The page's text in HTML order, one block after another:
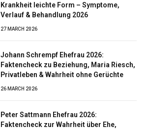
Krankheit leichte Form – Symptome,
Verlauf & Behandlung 2026
27 MARCH 2026
Johann Schrempf Ehefrau 2026:
Faktencheck zu Beziehung, Maria Riesch,
Privatleben & Wahrheit ohne Gerüchte
26 MARCH 2026
Peter Sattmann Ehefrau 2026:
Faktencheck zur Wahrheit über Ehe,